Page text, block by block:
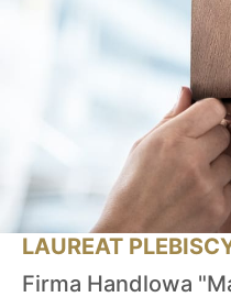
LAUREAT
Firma Handlowa